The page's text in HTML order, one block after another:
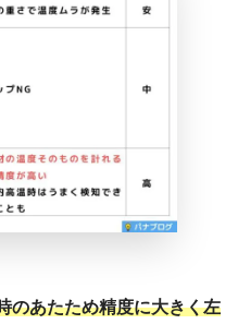
のあたため精度に大きく左